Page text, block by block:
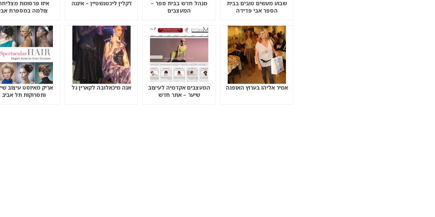
שבוע מעשים טובים בבית
הספר אבי פדידה
מנהל חדש בבית ספר –
המעצבים
ז’קלין ליכטנשטיין – איננה
איזו פרסומת
צולמה במספרת
אמיר אליהו בערוץ האופנה
המעצבים אקדמיה לעיצוב
שיער – אתר חדש
אנה מיכאלובה לקארין גל
אריק מאיוסט עיצוב
ותסרוקות תל אביב